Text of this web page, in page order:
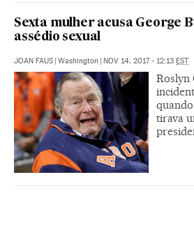
Sexta mulher acusa George
assédio sexual
JOAN FAUS | Washington | NOV 14, 2017 - 12:13 EST
Roslyn
quando
tirava